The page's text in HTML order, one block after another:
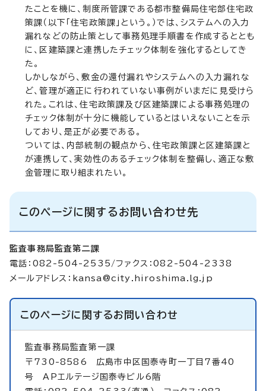
たことを機に、制度所管課である都市整備局住宅部住宅政
策課（以下「住宅政策課」という。）では、システムへの入力
漏れなどの防止策として事務処理手順書を作成するととも
に、区建築課と連携したチェック体制を強化するとしてき
た。
しかしながら、敷金の還付漏れやシステムへの入力漏れな
ど、管理が適正に行われていない事例がいまだに見受けら
れた。これは、住宅政策課及び区建築課による事務処理の
チェック体制が十分に機能しているとはいえないことを示
しており、是正が必要である。
ついては、内部統制の観点から、住宅政策課と区建築課と
が連携して、実効性のあるチェック体制を整備し、適正な敷
金管理に取り組まれたい。
このページに関するお問い合わせ先
監査事務局監査第二課
電話：082-504-2535/ファクス：082-504-2338
メールアドレス： kansa@city.hiroshima.lg.jp
このページに関するお問い合わせ
監査事務局監査第一課
〒730-8586 広島市中区国泰寺町一丁目7番40
号 APエルテージ国泰寺ビル6階